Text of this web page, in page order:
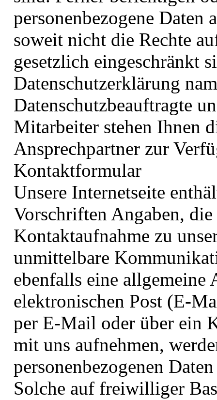
personenbezogene
soweit nicht die Rechte
gesetzlich eingeschränkt
Datenschutzerklärung
Datenschutzbeauftragte
Mitarbeiter stehen Ihnen
Ansprechpartner zur
Kontaktformular
Unsere Internetseite
Vorschriften Angaben,
Kontaktaufnahme zu
unmittelbare
ebenfalls eine allgemeine
elektronischen Post (E-
per E-Mail oder über ein
mit uns aufnehmen,
personenbezogenen
Solche auf freiwilliger